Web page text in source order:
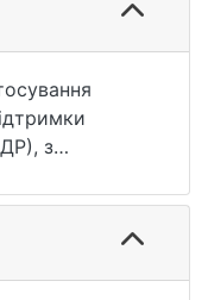
123456789/39
з
зробить
та